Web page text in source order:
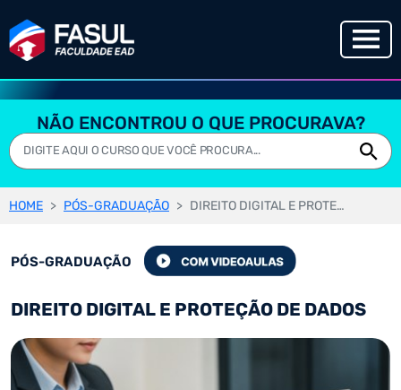
NÃO ENCONTROU O QUE PROCURAVA?
HOME PÓS-GRADUAÇÃO DIREITO DIGITAL E PROTEÇÃO DE DADOS
PÓS-GRADUAÇÃO
DIREITO DIGITAL E PROTEÇÃO DE DADOS